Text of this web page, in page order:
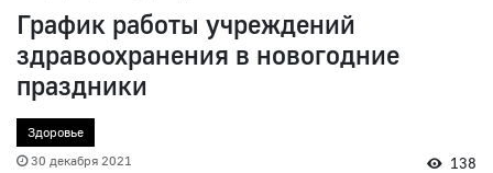
График работы учреждений
здравоохранения в новогодние
праздники
Здоровье
30 декабря 2021
138